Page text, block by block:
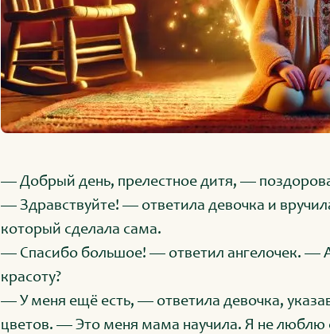
— Добрый день, прелестное дитя, —
— Здравствуйте! — ответила девочка и
который сделала сама.
— Спасибо большое! — ответил ангелочек. —
красоту?
— У меня ещё есть, — ответила девочка,
цветов. — Это меня мама научила. Я не